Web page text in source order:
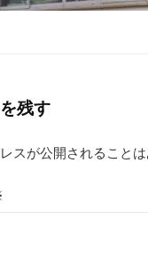
残す
スが公開されることは